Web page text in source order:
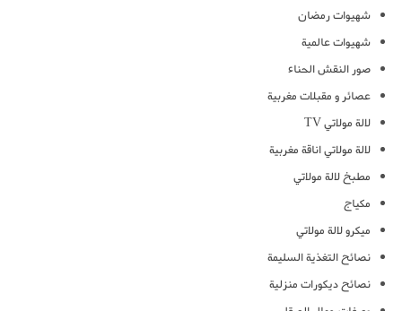
شهيوات رمضان
شهيوات عالمية
صور النقش الحناء
عصائر و مقبلات مغربية
لالة مولاتي TV
لالة مولاتي اناقة مغربية
مطبخ لالة مولاتي
مكياج
ميكرو لالة مولاتي
نصائح التغذية السليمة
نصائح ديكورات منزلية